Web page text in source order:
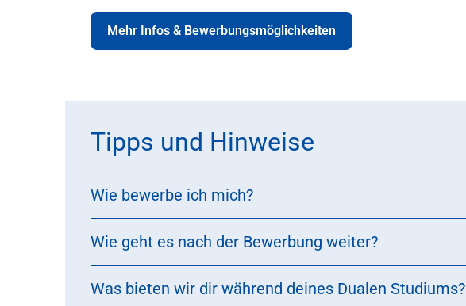
Mehr Infos & Bewerbungsmöglichkeiten
Tipps und Hinweise
Wie bewerbe ich mich?
Wie geht es nach der Bewerbung weiter?
Was bieten wir dir während deines Dualen Studiums?